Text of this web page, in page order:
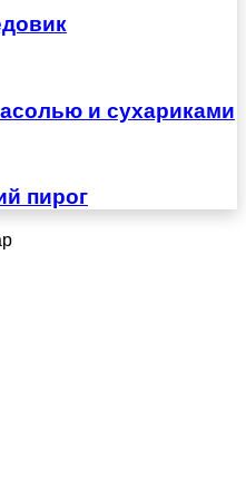
и сухариками
пирог